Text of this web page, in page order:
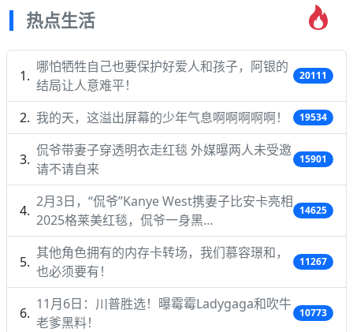
热点生活
哪怕牺牲自己也要保护好爱人和孩子，阿银的
结局让人意难平！
20111
我的天，这溢出屏幕的少年气息啊啊啊啊啊！ 19534
侃爷带妻子穿透明衣走红毯 外媒曝两人未受邀
请不请自来
15901
2月3日，“侃爷”Kanye West携妻子比安卡亮相
2025格莱美红毯，侃爷一身黑…
14625
其他角色拥有的内存卡转场，我们慕容璟和，
也必须要有！
11267
11月6日：川普胜选！曝霉霉Ladygaga和吹牛
老爹黑料！
10773